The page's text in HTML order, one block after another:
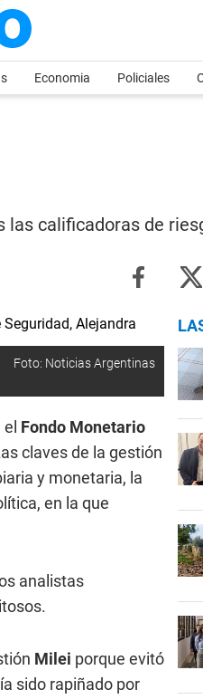
Economia Policiales
calificadoras de
Foto: Noticias Argentinas
Fondo Monetario
claves de la gestión
y monetaria, la
en la que
analistas
Milei porque evitó
sido rapiñado por